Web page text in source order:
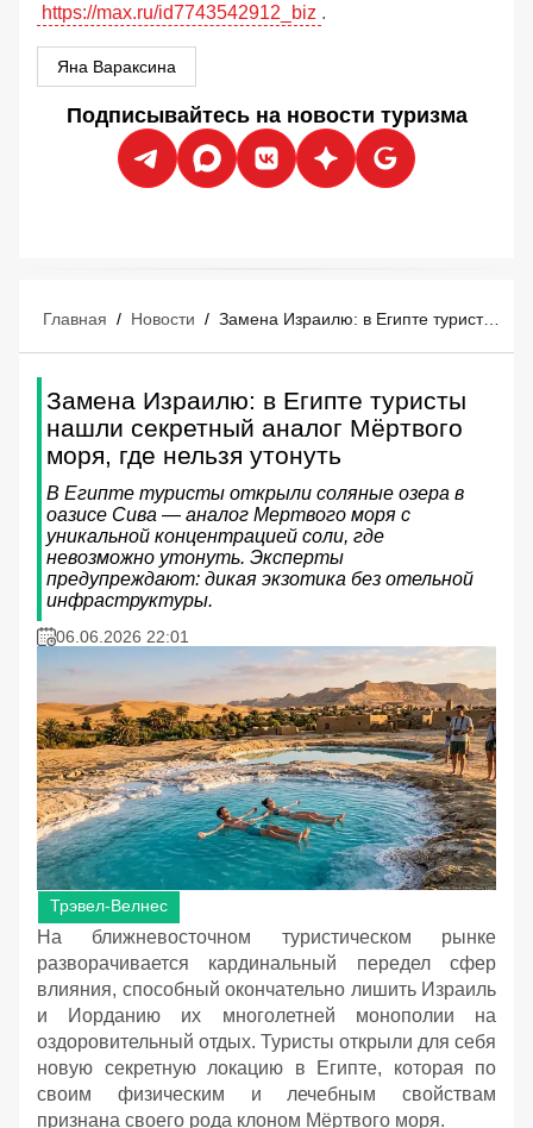
https://max.ru/id7743542912_biz .
Яна Вараксина
Подписывайтесь на новости туризма
Главная / Новости / Замена Израилю: в Египте туристы нашли секретный аналог Мёртвого моря, где нельзя утонуть
Замена Израилю: в Египте туристы
нашли секретный аналог Мёртвого
моря, где нельзя утонуть
В Египте туристы открыли соляные озера в
оазисе Сива — аналог Мертвого моря с
уникальной концентрацией соли, где
невозможно утонуть. Эксперты
предупреждают: дикая экзотика без отельной
инфраструктуры.
06.06.2026 22:01
Трэвел-Велнес
На ближневосточном туристическом рынке
разворачивается кардинальный передел сфер
влияния, способный окончательно лишить Израиль
и Иорданию их многолетней монополии на
оздоровительный отдых. Туристы открыли для себя
новую секретную локацию в Египте, которая по
своим физическим и лечебным свойствам
признана своего рода клоном Мёртвого моря.